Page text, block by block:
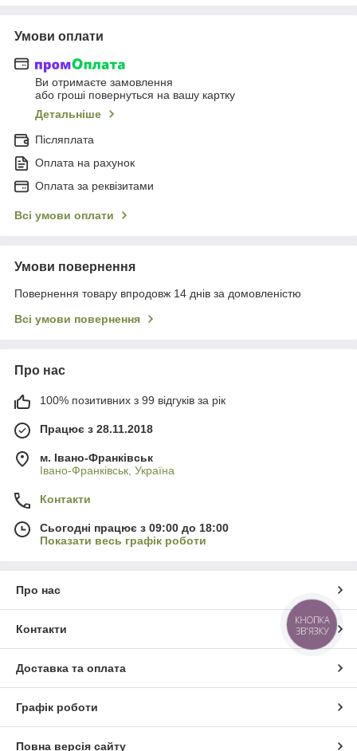
Умови оплати
Ви отримаєте замовлення
або гроші повернуться на вашу картку
Детальніше
Післяплата
Оплата на рахунок
Оплата за реквізитами
Всі умови оплати
Умови повернення
Повернення товару впродовж 14 днів за домовленістю
Всі умови повернення
Про нас
100% позитивних з 99 відгуків за рік
Працює з 28.11.2018
м. Івано-Франківськ
Івано-Франківськ, Україна
Контакти
Сьогодні працює з 09:00 до 18:00
Показати весь графік роботи
Про нас
Контакти
Доставка та оплата
Графік роботи
Повна версія сайту
КНОПКА
ЗВ'ЯЗКУ